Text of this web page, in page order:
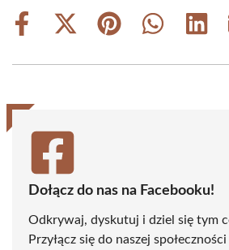
Share
Share
(Twitter)
Share
Share
Share
Dołącz do nas na Facebooku!
Odkrywaj, dyskutuj i dziel się tym
Przyłącz się do naszej